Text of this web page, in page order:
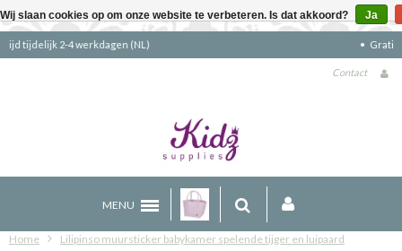
Gratis verzending boven €90 (NL)
Contact
MENU
Home Lilipinso muursticker babykamer spelende tijger en luipaard
Wij slaan cookies op om onze website te verbeteren. Is dat akkoord? Ja